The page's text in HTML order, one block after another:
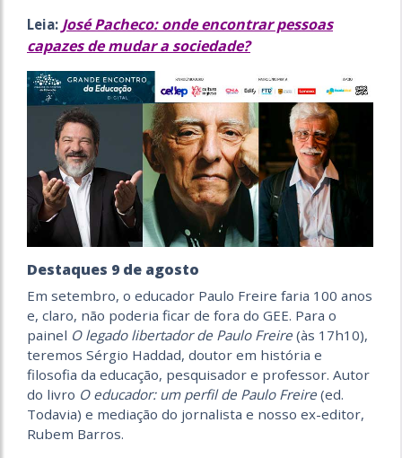
Leia: José Pacheco: onde encontrar pessoas
capazes de mudar a sociedade?
Destaques 9 de agosto
Em setembro, o educador Paulo Freire faria 100 anos
e, claro, não poderia ficar de fora do GEE. Para o
painel O legado libertador de Paulo Freire (às 17h10),
teremos Sérgio Haddad, doutor em história e
filosofia da educação, pesquisador e professor. Autor
do livro O educador: um perfil de Paulo Freire (ed.
Todavia) e mediação do jornalista e nosso ex-editor,
Rubem Barros.